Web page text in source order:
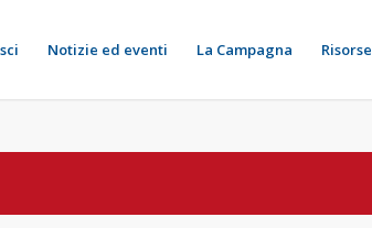
Notizie ed eventi La Campagna Risorse